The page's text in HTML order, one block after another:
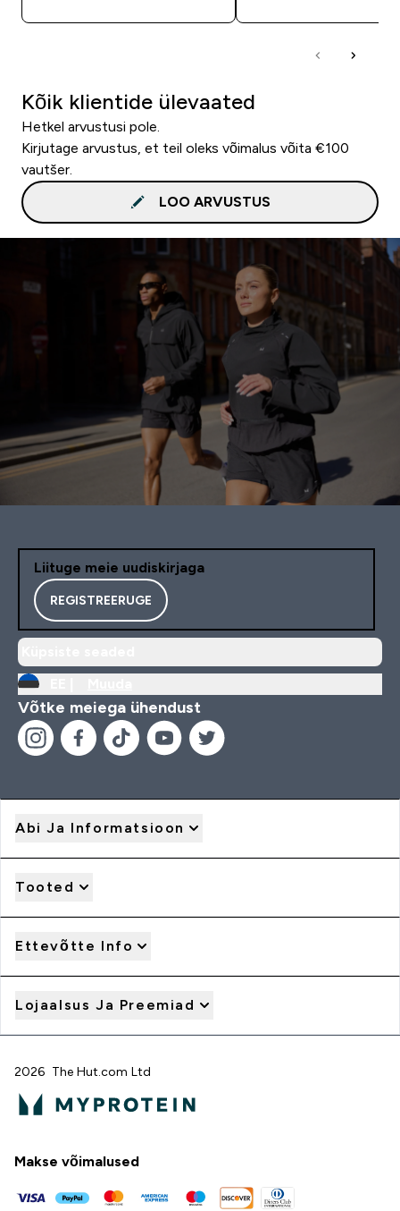
Kõik klientide ülevaated
Hetkel arvustusi pole.
Kirjutage arvustus, et teil oleks võimalus võita €100
vautšer.
LOO ARVUSTUS
Liituge meie uudiskirjaga
REGISTREERUGE
Võtke meiega ühendust
Abi Ja Informatsioon
Tooted
Ettevõtte Info
Lojaalsus Ja Preemiad
2026 The Hut.com Ltd
Makse võimalused